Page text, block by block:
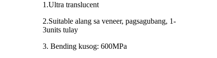
1.Ultra translucent
2.Suitable alang sa veneer, pagsagubang, 1-
3units tulay
3. Bending kusog: 600MPa